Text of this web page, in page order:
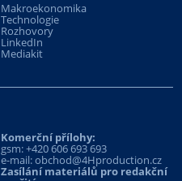
Makroekonomika
Technologie
Rozhovory
LinkedIn
Mediakit
Komerční přílohy:
gsm:+420 606 693 693
e-mail:obchod@4Hproduction.cz
Zasílání materiálů pro redakční